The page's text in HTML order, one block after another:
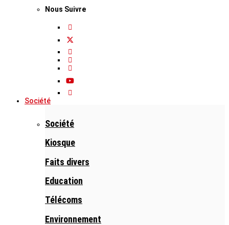
Nous Suivre
Société
Société
Kiosque
Faits divers
Education
Télécoms
Environnement